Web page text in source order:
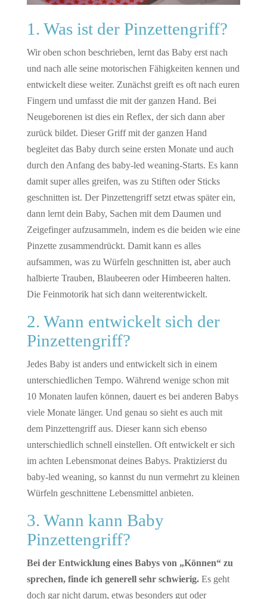
1. Was ist der Pinzettengriff?
Wir oben schon beschrieben, lernt das Baby erst nach
und nach alle seine motorischen Fähigkeiten kennen und
entwickelt diese weiter. Zunächst greift es oft nach euren
Fingern und umfasst die mit der ganzen Hand. Bei
Neugeborenen ist dies ein Reflex, der sich dann aber
zurück bildet. Dieser Griff mit der ganzen Hand
begleitet das Baby durch seine ersten Monate und auch
durch den Anfang des baby-led weaning-Starts. Es kann
damit super alles greifen, was zu Stiften oder Sticks
geschnitten ist. Der Pinzettengriff setzt etwas später ein,
dann lernt dein Baby, Sachen mit dem Daumen und
Zeigefinger aufzusammeln, indem es die beiden wie eine
Pinzette zusammendrückt. Damit kann es alles
aufsammen, was zu Würfeln geschnitten ist, aber auch
halbierte Trauben, Blaubeeren oder Himbeeren halten.
Die Feinmotorik hat sich dann weiterentwickelt.
2. Wann entwickelt sich der
Pinzettengriff?
Jedes Baby ist anders und entwickelt sich in einem
unterschiedlichen Tempo. Während wenige schon mit
10 Monaten laufen können, dauert es bei anderen Babys
viele Monate länger. Und genau so sieht es auch mit
dem Pinzettengriff aus. Dieser kann sich ebenso
unterschiedlich schnell einstellen. Oft entwickelt er sich
im achten Lebensmonat deines Babys. Praktizierst du
baby-led weaning, so kannst du nun vermehrt zu kleinen
Würfeln geschnittene Lebensmittel anbieten.
3. Wann kann Baby
Pinzettengriff?
Bei der Entwicklung eines Babys von „Können“ zu
sprechen, finde ich generell sehr schwierig.Es geht
doch gar nicht darum, etwas besonders gut oder